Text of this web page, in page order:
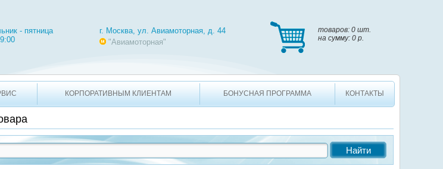
товаров: 0 шт.
на сумму: 0 p.
- пятница
г. Москва, ул. Авиамоторная, д. 44
"Авиамоторная"
КОРПОРАТИВНЫМ КЛИЕНТАМ БОНУСНАЯ ПРОГРАММА КОНТАКТЫ